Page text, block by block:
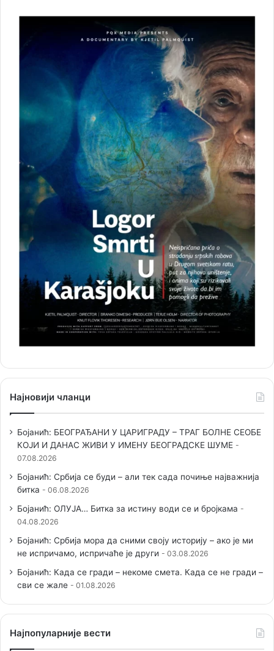
Најновији чланци
Бојанић: БЕОГРАЂАНИ У ЦАРИГРАДУ – ТРАГ БОЛНЕ СЕОБЕ
КОЈИ И ДАНАС ЖИВИ У ИМЕНУ БЕОГРАДСКЕ ШУМЕ
07.08.2026
Бојанић: Србија се буди – али тек сада почиње најважнија
битка
06.08.2026
Бојанић: ОЛУЈА… Битка за истину води се и бројкама
04.08.2026
Бојанић: Србија мора да сними своју историју – ако је ми
не испричамо, испричаће је други
03.08.2026
Бојанић: Када се гради – некоме смета. Када се не гради –
сви се жале
01.08.2026
Наjпопуларније вести